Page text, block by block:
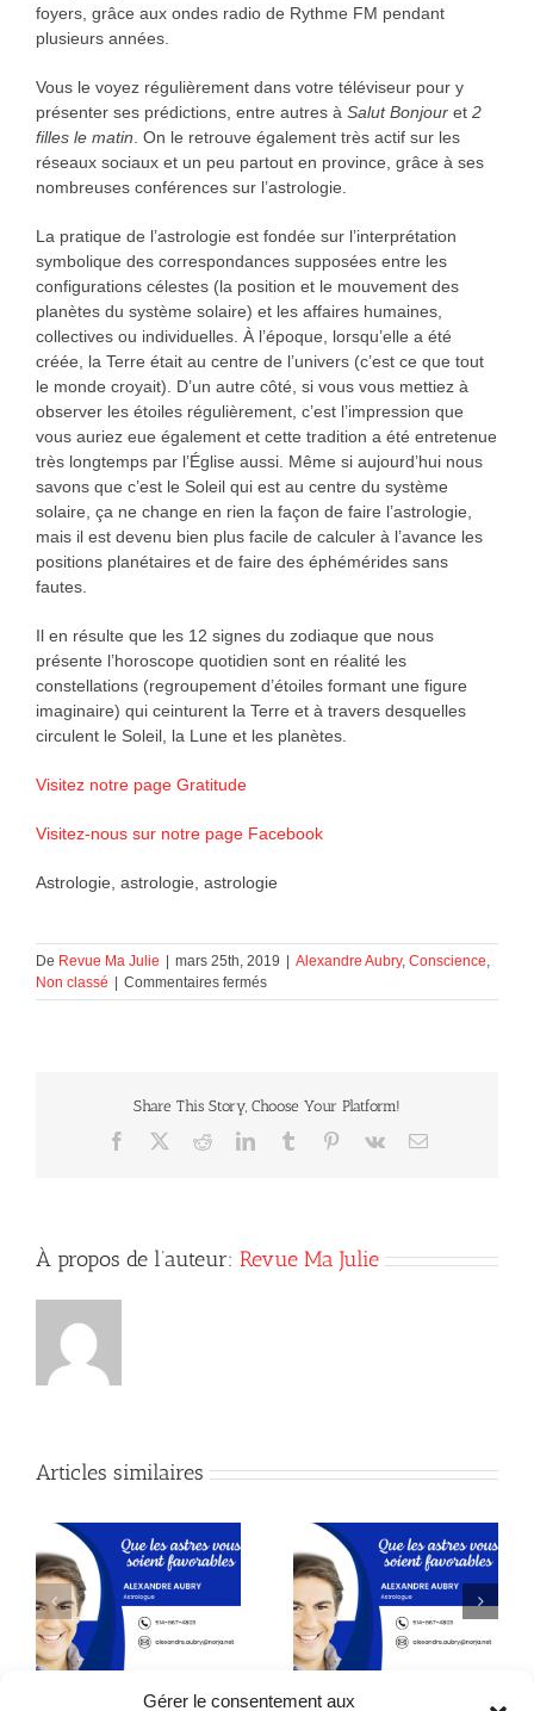
Gérer le consentement aux
foyers, grâce aux ondes radio de Rythme FM pendant
plusieurs années.
Vous le voyez régulièrement dans votre téléviseur pour y
présenter ses prédictions, entre autres à Salut Bonjouret 2
filles le matin. On le retrouve également très actif sur les
réseaux sociaux et un peu partout en province, grâce à ses
nombreuses conférences sur l’astrologie.
La pratique de l’astrologie est fondée sur l’interprétation
symbolique des correspondances supposées entre les
configurations célestes (la position et le mouvement des
planètes du système solaire) et les affaires humaines,
collectives ou individuelles. À l’époque, lorsqu’elle a été
créée, la Terre était au centre de l’univers (c’est ce que tout
le monde croyait). D’un autre côté, si vous vous mettiez à
observer les étoiles régulièrement, c’est l’impression que
vous auriez eue également et cette tradition a été entretenue
très longtemps par l’Église aussi. Même si aujourd’hui nous
savons que c’est le Soleil qui est au centre du système
solaire, ça ne change en rien la façon de faire l’astrologie,
mais il est devenu bien plus facile de calculer à l’avance les
positions planétaires et de faire des éphémérides sans
fautes.
Il en résulte que les 12 signes du zodiaque que nous
présente l’horoscope quotidien sont en réalité les
constellations (regroupement d’étoiles formant une figure
imaginaire) qui ceinturent la Terre et à travers desquelles
circulent le Soleil, la Lune et les planètes.
Visitez notre page Gratitude
Visitez-nous sur notre page Facebook
Astrologie, astrologie, astrologie
De Revue Ma Julie mars 25th, 2019 Alexandre Aubry, Conscience,
Non classé
Commentaires ferméssur
Astrologie
Share This Story, Choose Your Platform!
Facebook RedditLinkedInTumblr Pinterest
Vk Courriel
À propos de l’auteur: Revue Ma Julie
Articles similaires
Astrologie Astrologie